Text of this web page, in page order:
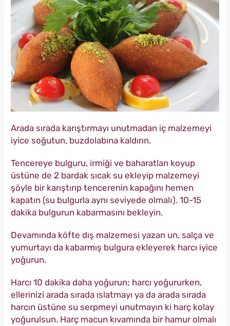
Arada sırada karıştırmayı unutmadan iç malzemeyi
iyice soğutun, buzdolabına kaldırın.
Tencereye bulguru, irmiği ve baharatları koyup
üstüne de 2 bardak sıcak su ekleyip malzemeyi
şöyle bir karıştırıp tencerenin kapağını hemen
kapatın (su bulgurla aynı seviyede olmalı). 10-15
dakika bulgurun kabarmasını bekleyin.
Devamında köfte dış malzemesi yazan un, salça ve
yumurtayı da kabarmış bulgura ekleyerek harcı iyice
yoğurun.
Harcı 10 dakika daha yoğurun; harcı yoğururken,
ellerinizi arada sırada ıslatmayı ya da arada sırada
harcın üstüne su serpmeyi unutmayın ki harç kolay
yoğurulsun. Harç macun kıvamında bir hamur olmalı